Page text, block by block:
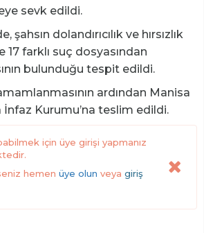
sevk edildi.
şahsın dolandırıcılık ve hırsızlık
farklı suç dosyasından
bulunduğu tespit edildi.
ardından Manisa
İnfaz Kurumu’na teslim edildi.
için üye girişi yapmanız
hemen üye olun veya giriş